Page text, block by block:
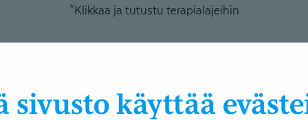
sivusto käyttää
*Klikkaa ja tutustu terapialajeihin
on auttaa asiakasta
Tavoitteenamme on parantaa